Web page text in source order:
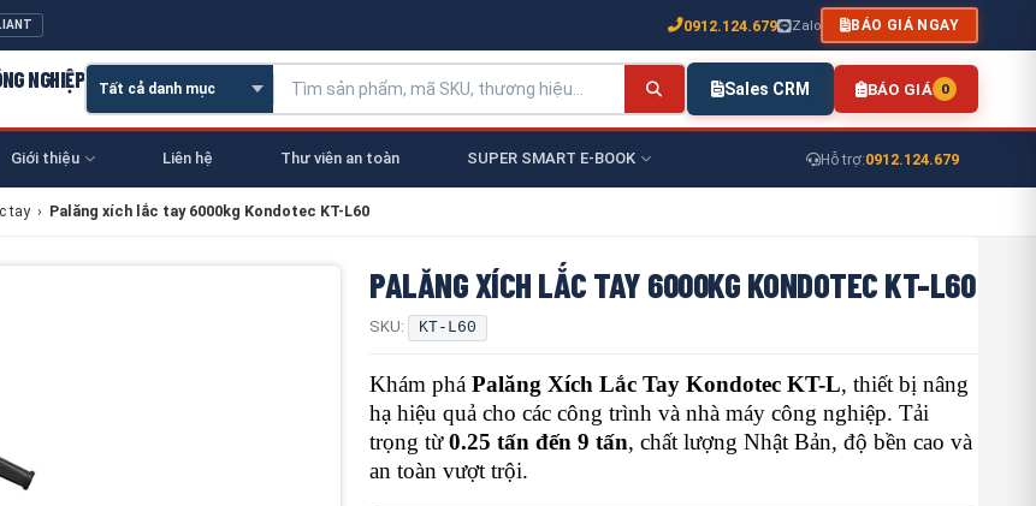
0912.124.679 Zalo BÁO GIÁ NGAY
NGHIỆP Sales CRM BÁO GIÁ 0
Giới thiệu Liên hệ Thư viên an toàn SUPER SMART E-BOOK Hỗ trợ:0912.124.679
tay › Palăng xích lắc tay 6000kg Kondotec KT-L60
PALĂNG XÍCH LẮC TAY 6000KG KONDOTEC KT-L60
SKU: KT-L60
Khám phá Palăng Xích Lắc Tay Kondotec KT-L, thiết bị nâng
hạ hiệu quả cho các công trình và nhà máy công nghiệp. Tải
trọng từ0.25 tấn đến 9 tấn, chất lượng Nhật Bản, độ bền cao và
an toàn vượt trội.